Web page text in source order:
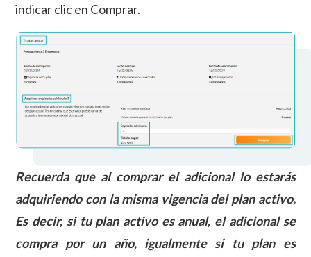
indicar clic en Comprar.
Recuerda que al comprar el adicional lo estarás
adquiriendo con la misma vigencia del plan activo.
Es decir, si tu plan activo es anual, el adicional se
compra por un año, igualmente si tu plan es